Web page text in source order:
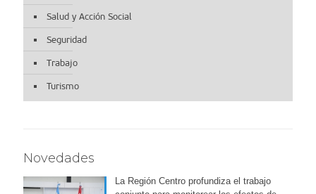
Salud y Acción Social
Seguridad
Trabajo
Turismo
Novedades
La Región Centro profundiza el trabajo